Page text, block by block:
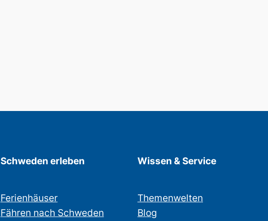
Schweden erleben
Ferienhäuser
Fähren nach Schweden
Wissen & Service
Themenwelten
Blog